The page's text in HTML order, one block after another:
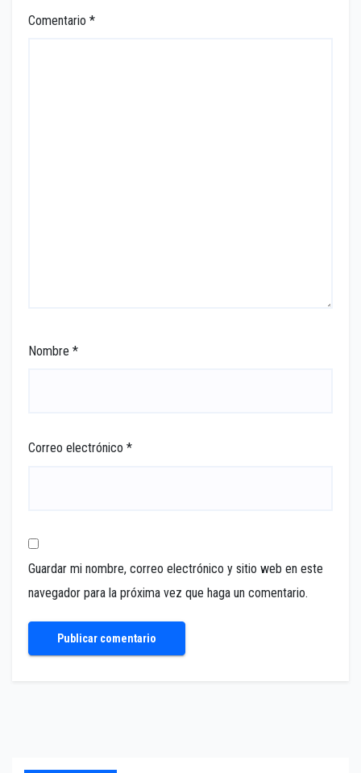
Comentario *
Nombre *
Correo electrónico *
Guardar mi nombre, correo electrónico y sitio web en este
navegador para la próxima vez que haga un comentario.